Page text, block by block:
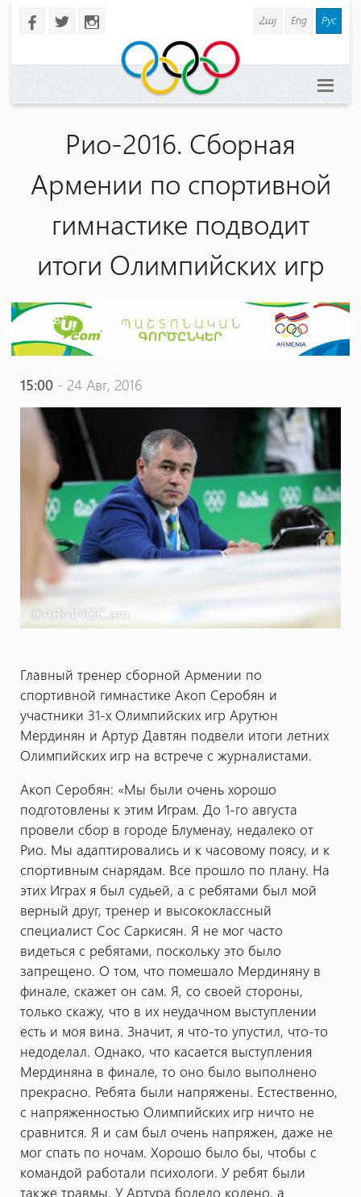
b a x Հայ Eng Рус
Рио-2016. Сборная
Армении по спортивной
гимнастике подводит
итоги Олимпийских игр
15:00- 24 Авг, 2016
Главный тренер сборной Армении по
спортивной гимнастике Акоп Серобян и
участники 31-х Олимпийских игр Арутюн
Мердинян и Артур Давтян подвели итоги летних
Олимпийских игр на встрече с журналистами.
Акоп Серобян: «Мы были очень хорошо
подготовлены к этим Играм. До 1-го августа
провели сбор в городе Блуменау, недалеко от
Рио. Мы адаптировались и к часовому поясу, и к
спортивным снарядам. Все прошло по плану. На
этих Играх я был судьей, а с ребятами был мой
верный друг, тренер и высококлассный
специалист Сос Саркисян. Я не мог часто
видеться с ребятами, поскольку это было
запрещено. О том, что помешало Мердиняну в
финале, скажет он сам. Я, со своей стороны,
только скажу, что в их неудачном выступлении
есть и моя вина. Значит, я что-то упустил, что-то
недоделал. Однако, что касается выступления
Мердиняна в финале, то оно было выполнено
прекрасно. Ребята были напряжены. Естественно,
с напряженностью Олимпийских игр ничто не
сравнится. Я и сам был очень напряжен, даже не
мог спать по ночам. Хорошо было бы, чтобы с
командой работали психологи. У ребят были
также травмы. У Артура болело колено, а